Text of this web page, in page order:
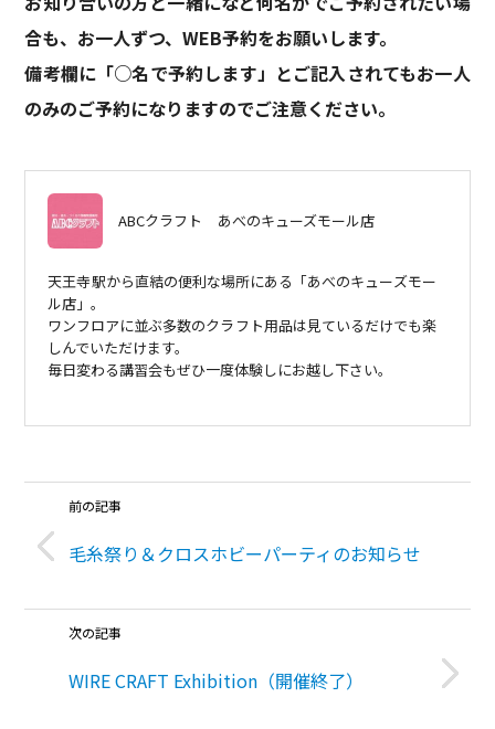
合も、お一人ずつ、WEB予約をお願いします。
備考欄に「○名で予約します」とご記入されてもお一人
のみのご予約になりますのでご注意ください。
ABCクラフト あべのキューズモール店
天王寺駅から直結の便利な場所にある「あべのキューズモー
ル店」。
ワンフロアに並ぶ多数のクラフト用品は見ているだけでも楽
しんでいただけます。
毎日変わる講習会もぜひ一度体験しにお越し下さい。
前の記事
毛糸祭り＆クロスホビーパーティのお知らせ
次の記事
WIRE CRAFT Exhibition（開催終了）